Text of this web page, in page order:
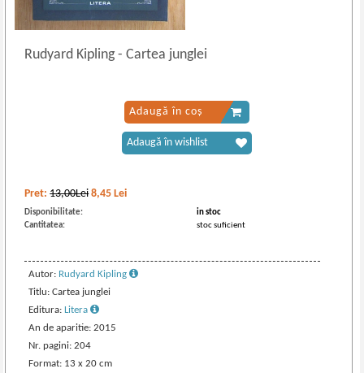
Rudyard Kipling- Cartea junglei
Pret:13,00Lei 8,45 Lei
Disponibilitate:
in stoc
Cantitatea:
stoc suficient
Autor: Rudyard Kipling
Titlu: Cartea junglei
Editura:Litera
An de aparitie: 2015
Nr. pagini: 204
Format: 13 x 20 cm
Adaugă în coș
Adaugă în wishlist